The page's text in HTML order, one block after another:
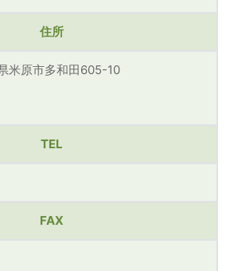
住所
原市多和田605-10
TEL
FAX